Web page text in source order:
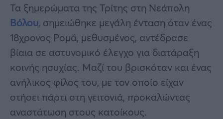
Τα ξημερώματα της Τρίτης στη Νεάπολη
Βόλου, σημειώθηκε μεγάλη ένταση όταν ένας
18χρονος Ρομά, μεθυσμένος, αντέδρασε
βίαια σε αστυνομικό έλεγχο για διατάραξη
κοινής ησυχίας. Μαζί του βρισκόταν και ένας
ανήλικος φίλος του, με τον οποίο είχαν
στήσει πάρτι στη γειτονιά, προκαλώντας
αναστάτωση στους κατοίκους.